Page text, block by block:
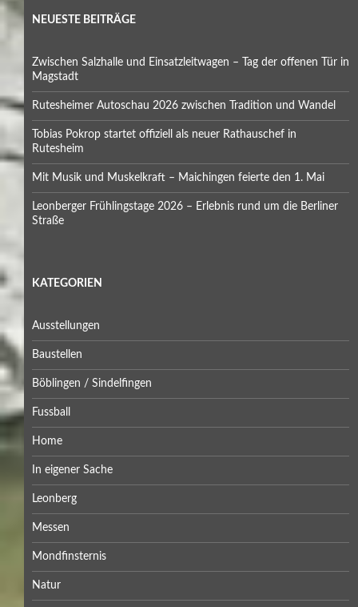
NEUESTE BEITRÄGE
Zwischen Salzhalle und Einsatzleitwagen – Tag der offenen Tür in
Magstadt
Rutesheimer Autoschau 2026 zwischen Tradition und Wandel
Tobias Pokrop startet offiziell als neuer Rathauschef in
Rutesheim
Mit Musik und Muskelkraft – Maichingen feierte den 1. Mai
Leonberger Frühlingstage 2026 – Erlebnis rund um die Berliner
Straße
KATEGORIEN
Ausstellungen
Baustellen
Böblingen / Sindelfingen
Fussball
Home
In eigener Sache
Leonberg
Messen
Mondfinsternis
Natur